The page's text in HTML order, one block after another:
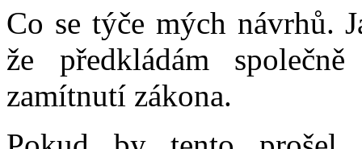
Co se týče mých návrhů.
že předkládám
zamítnutí zákona.